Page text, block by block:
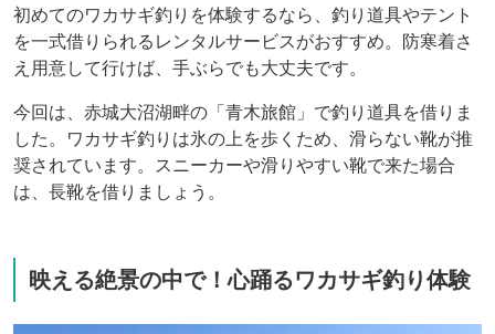
初めてのワカサギ釣りを体験するなら、釣り道具やテント
を一式借りられるレンタルサービスがおすすめ。防寒着さ
え用意して行けば、手ぶらでも大丈夫です。
今回は、赤城大沼湖畔の「青木旅館」で釣り道具を借りま
した。ワカサギ釣りは氷の上を歩くため、滑らない靴が推
奨されています。スニーカーや滑りやすい靴で来た場合
は、長靴を借りましょう。
映える絶景の中で！心踊るワカサギ釣り体験